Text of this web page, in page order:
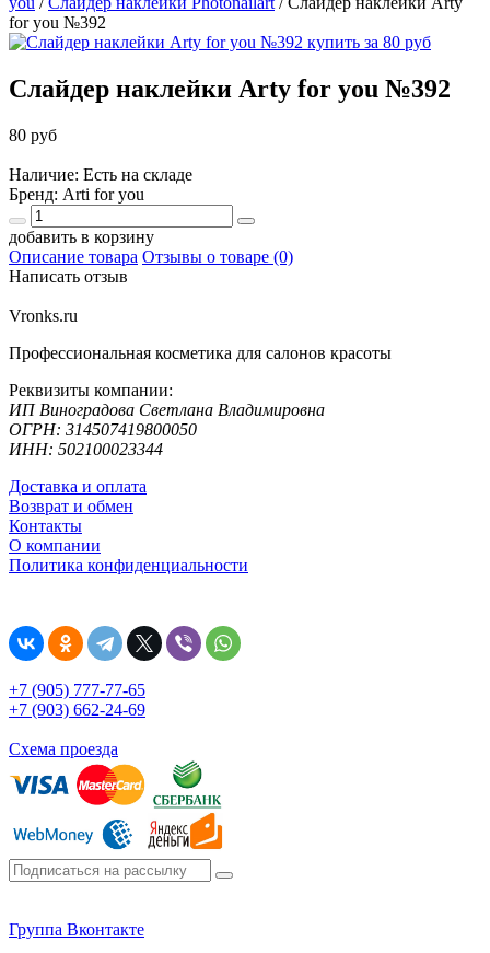
for you №392
Слайдер наклейки Arty for you №392
80 руб
Наличие: Есть на складе
Бренд: Arti for you
добавить в корзину
Описание товара Отзывы о товаре (0)
Написать отзыв
Vronks.ru
Профессиональная косметика для салонов красоты
Реквизиты компании:
ИП Виноградова Светлана Владимировна
ОГРН: 314507419800050
ИНН: 502100023344
Доставка и оплата
Возврат и обмен
Контакты
О компании
Политика конфиденциальности
+7 (905) 777-77-65
+7 (903) 662-24-69
Схема проезда
Группа Вконтакте